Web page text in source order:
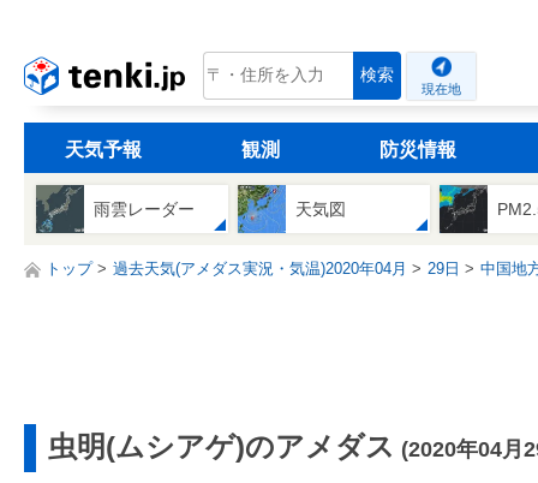
tenki.jp 検索
現在地
天気予報 観測 防災情報
雨雲レーダー 天気図
トップ 過去天気(アメダス実況・気温)2020年04月 29日 中国地
虫明(ムシアゲ)のアメダス (2020年04月